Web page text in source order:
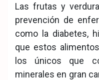
Las frutas y
prevención de
como la diabetes,
que estos
los únicos que
minerales en gran